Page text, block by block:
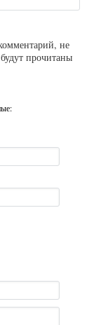
не
прочитаны